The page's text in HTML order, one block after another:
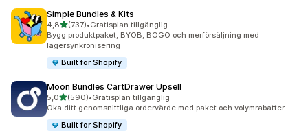
Simple Bundles & Kits
4,8av 5 stjärnor
(737)
737 recensioner totalt
•Gratisplan tillgänglig
Bygg produktpaket, BYOB, BOGO och merförsäljning med
lagersynkronisering
Built for Shopify
Moon Bundles CartDrawer Upsell
5,0av 5 stjärnor
(590)
590 recensioner totalt
•Gratisplan tillgänglig
Öka ditt genomsnittliga ordervärde med paket och volymrabatter
Built for Shopify